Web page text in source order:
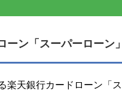
ーン「スーパーローン」
楽天銀行カードローン「